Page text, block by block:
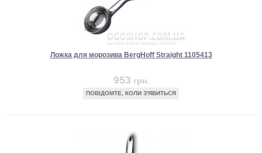
Ложка для морозива BergHoff Straight 1105413
953 грн.
ПОВІДОМТЕ, КОЛИ З'ЯВИТЬСЯ